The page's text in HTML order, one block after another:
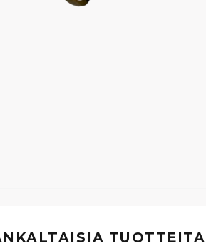
​​TUOTTEITA